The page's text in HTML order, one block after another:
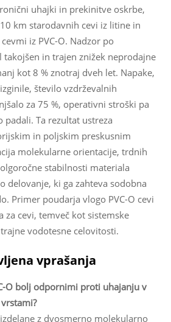
uhajki in prekinitve oskrbe,
km starodavnih cevi iz litine in
iz PVC-O. Nadzor po
takojšen in trajen znižek neprodajne
kot 8 % znotraj dveh let. Napake,
število vzdrževalnih
za 75 %, operativni stroški pa
padali. Ta rezultat ustreza
in poljskim preskusnim
molekularne orientacije, trdnih
stabilnosti materiala
delovanje, ki ga zahteva sodobna
Primer poudarja vlogo PVC-O cevi
za cevi, temveč kot sistemske
vodotesne celovitosti.
vprašanja
O bolj odpornimi proti uhajanju v
izdelane z dvosmerno molekularno